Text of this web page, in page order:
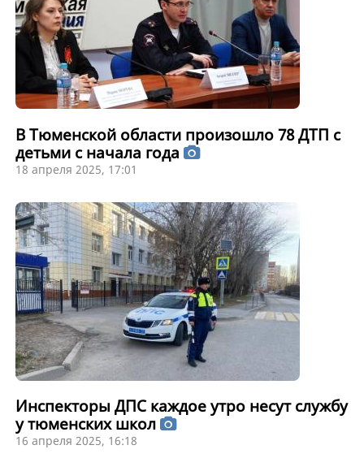
В Тюменской области произошло 78 ДТП с
детьми с начала года
18 апреля 2025, 17:01
Инспекторы ДПС каждое утро несут службу
у тюменских школ
16 апреля 2025, 16:18